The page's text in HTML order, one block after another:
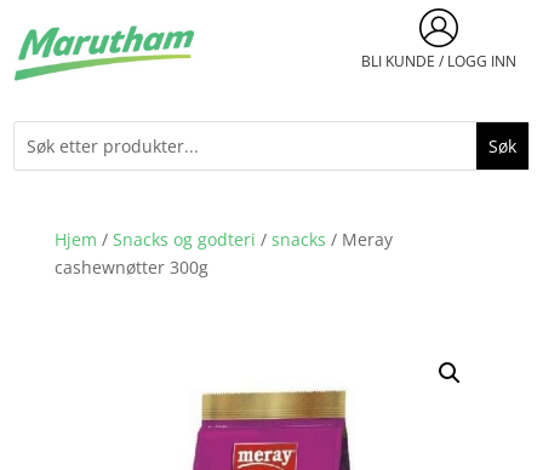
BLI KUNDE / LOGG INN
Hjem / Snacks og godteri / snacks / Meray
cashewnøtter 300g